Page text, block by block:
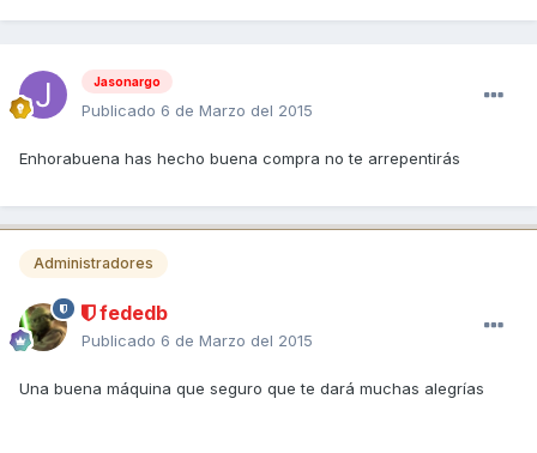
Jasonargo
Publicado 6 de Marzo del 2015
Enhorabuena has hecho buena compra no te arrepentirás
Administradores
fededb
Publicado 6 de Marzo del 2015
Una buena máquina que seguro que te dará muchas alegrías